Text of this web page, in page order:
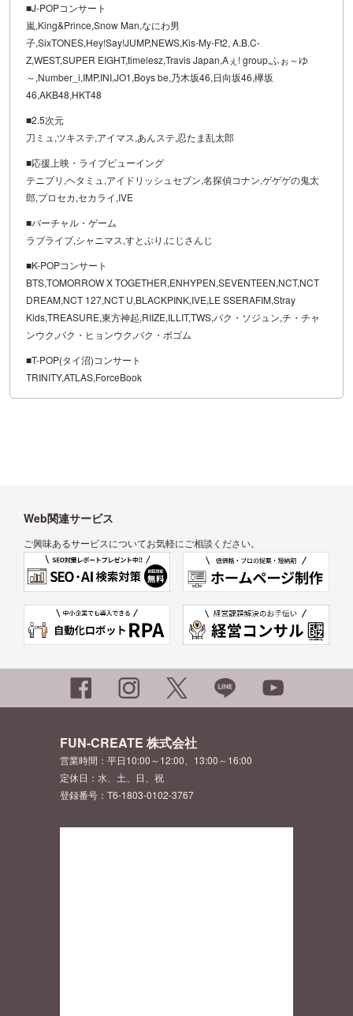
■J-POPコンサート
嵐,King&Prince,Snow Man,なにわ男
子,SixTONES,Hey!Say!JUMP,NEWS,Kis-My-Ft2, A.B.C-
Z,WEST,SUPER EIGHT,timelesz,Travis Japan,Aぇ! group,ふぉ～ゆ
～,Number_i,IMP,INI,JO1,Boys be,乃木坂46,日向坂46,欅坂
46,AKB48,HKT48
■2.5次元
刀ミュ,ツキステ,アイマス,あんステ,忍たま乱太郎
■応援上映・ライブビューイング
テニプリ,ヘタミュ,アイドリッシュセブン,名探偵コナン,ゲゲゲの鬼太
郎,プロセカ,セカライ,IVE
■バーチャル・ゲーム
ラブライブ,シャニマス,すとぷり,にじさんじ
■K-POPコンサート
BTS,TOMORROW X TOGETHER,ENHYPEN,SEVENTEEN,NCT,NCT
DREAM,NCT 127,NCT U,BLACKPINK,IVE,LE SSERAFIM,Stray
Kids,TREASURE,東方神起,RIIZE,ILLIT,TWS,パク・ソジュン,チ・チャ
ンウク,パク・ヒョンウク,パク・ボゴム
■T-POP(タイ沼)コンサート
TRINITY,ATLAS,ForceBook
Web関連サービス
ご興味あるサービスについてお気軽にご相談ください。
FUN-CREATE 株式会社
営業時間：平日10:00～12:00、13:00～16:00
定休日：水、土、日、祝
登録番号：T6-1803-0102-3767